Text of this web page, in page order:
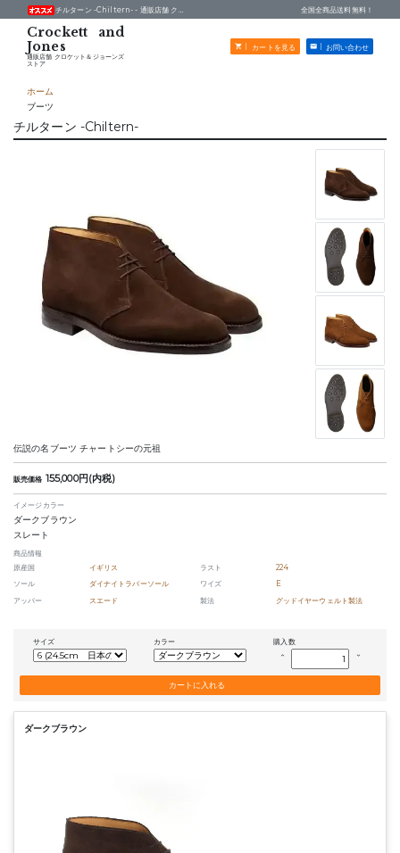
通販店舗 クロケット＆ジョーンズ
ストア
カートを見る お問い合わせ
チルターン -Chiltern- - 通販店舗 クロケット＆ジョーンズストア 全国全商品送料無料！
ホーム
ブーツ
チルターン -Chiltern-
伝説の名ブーツ チャートシーの元祖
販売価格 155,000円(内税)
イメージカラー
ダークブラウン
スレート
商品情報
原産国
イギリス ラスト
224
ソール
ダイナイトラバーソール ワイズ
E
アッパー
スエード 製法 グッドイヤーウェルト製法
サイズ カラー 購入数
keyboard_arrow_up keyboard_arrow_down
ダークブラウン